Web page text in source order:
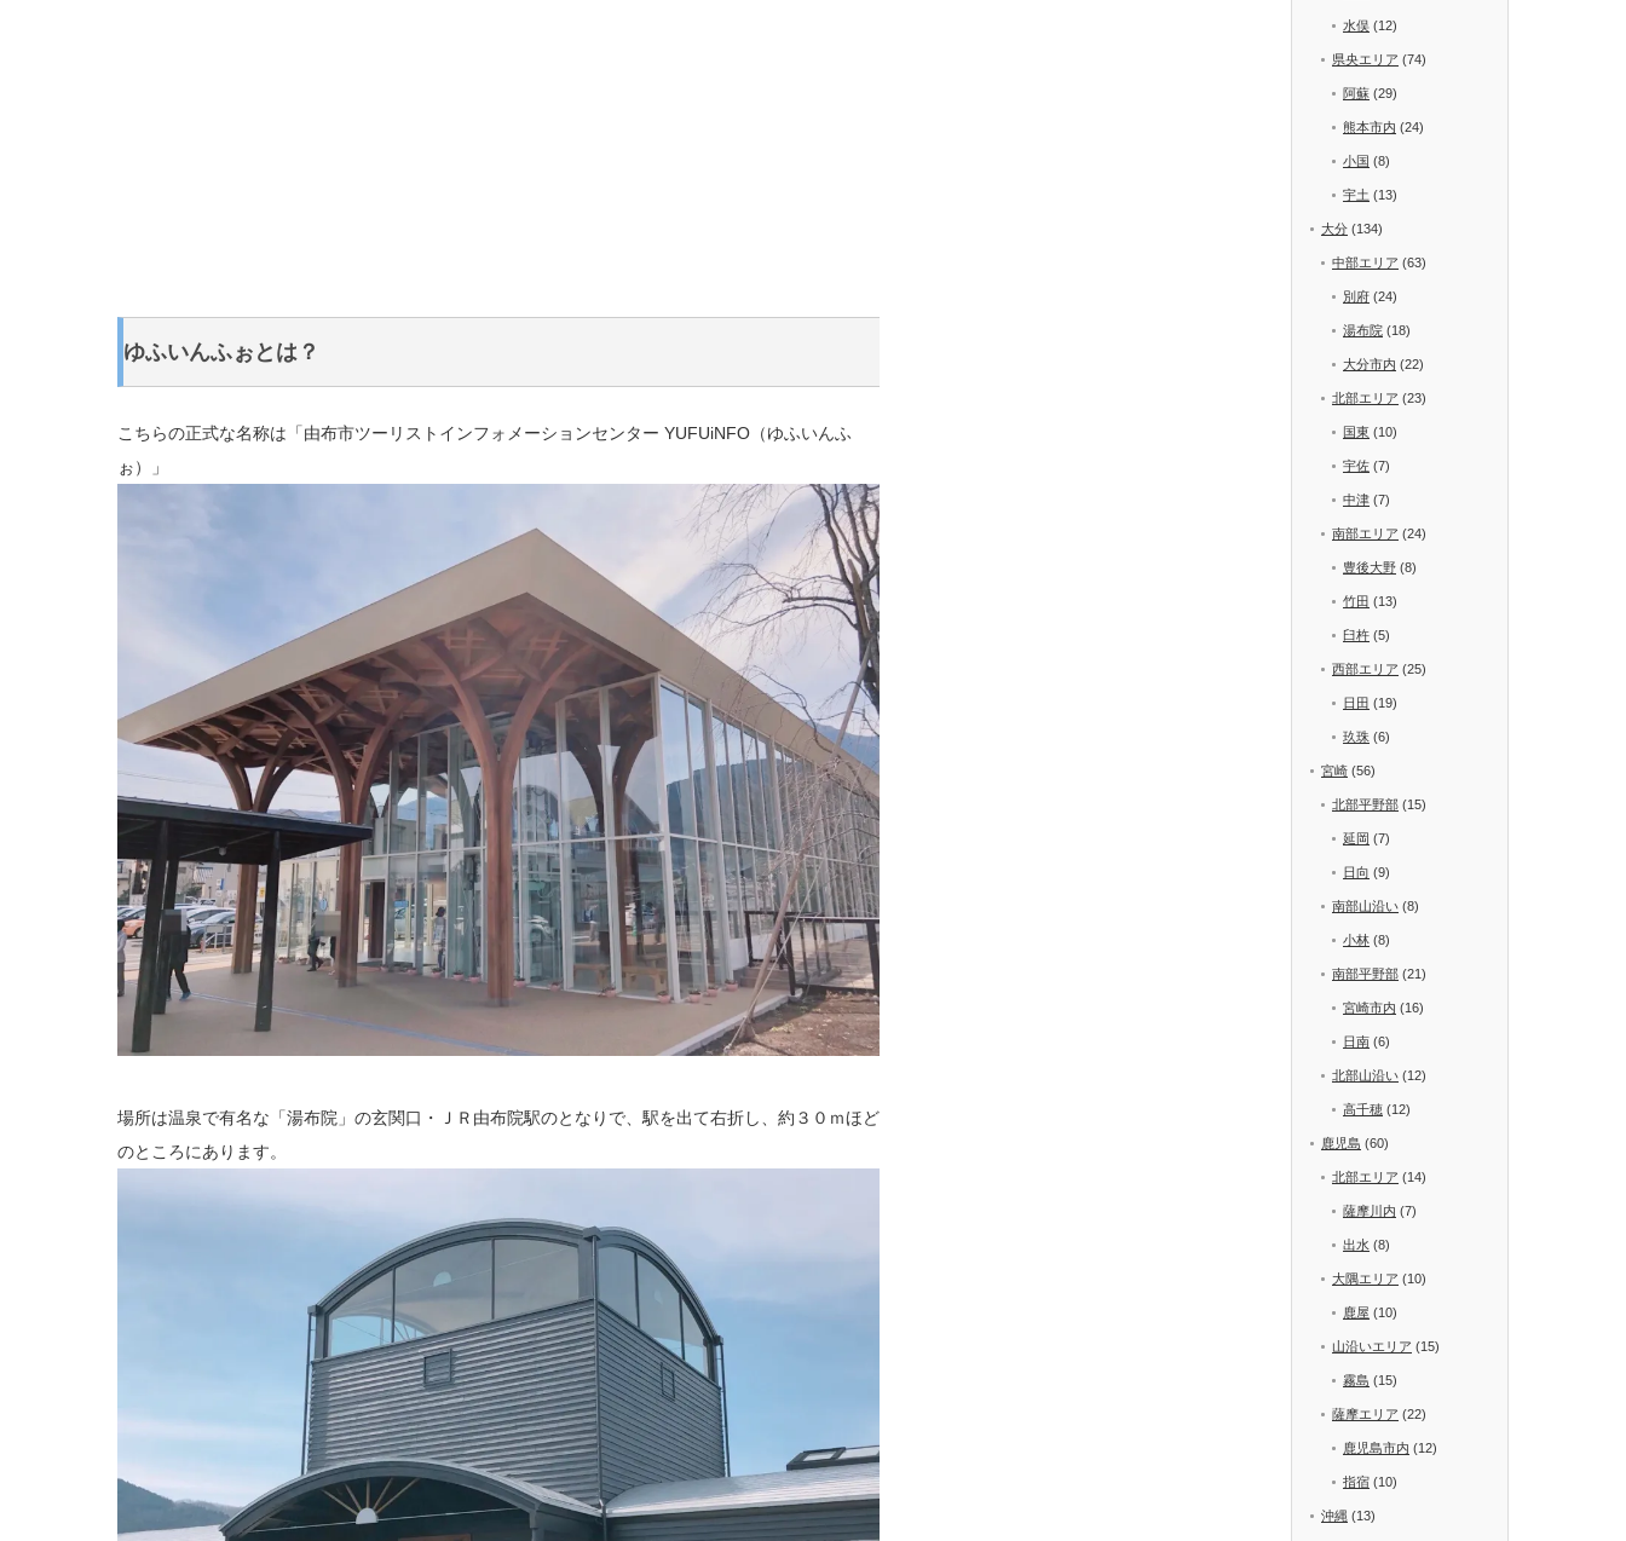
ゆふいんふぉとは？
こちらの正式な名称は「由布市ツーリストインフォメーションセンター YUFUiNFO（ゆふいんふ
ぉ）」
場所は温泉で有名な「湯布院」の玄関口・ＪＲ由布院駅のとなりで、駅を出て右折し、約３０ｍほど
のところにあります。
水俣 (12)
県央エリア (74)
阿蘇 (29)
熊本市内 (24)
小国 (8)
宇土 (13)
大分 (134)
中部エリア (63)
別府 (24)
湯布院 (18)
大分市内 (22)
北部エリア (23)
国東 (10)
宇佐 (7)
中津 (7)
南部エリア (24)
豊後大野 (8)
竹田 (13)
臼杵 (5)
西部エリア (25)
日田 (19)
玖珠 (6)
宮崎 (56)
北部平野部 (15)
延岡 (7)
日向 (9)
南部山沿い (8)
小林 (8)
南部平野部 (21)
宮崎市内 (16)
日南 (6)
北部山沿い (12)
高千穂 (12)
鹿児島 (60)
北部エリア (14)
薩摩川内 (7)
出水 (8)
大隅エリア (10)
鹿屋 (10)
山沿いエリア (15)
霧島 (15)
薩摩エリア (22)
鹿児島市内 (12)
指宿 (10)
沖縄 (13)